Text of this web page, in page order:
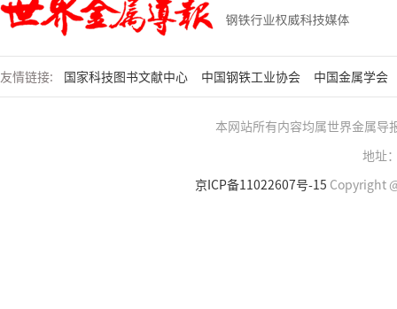
友情链接: 国家科技图书文献中心 中国钢铁工业协会 中国金属学会
本网站所有内容均属世界金属导
地址
京ICP备11022607号-15 Copyright